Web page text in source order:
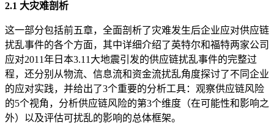
2.1 大灾难剖析
这一部分包括前五章，全面剖析了灾难发生后企业应对供应链
扰乱事件的各个方面，其中详细介绍了英特尔和福特两家公司
应对2011年日本3.11大地震引发的供应链扰乱事件的完整过
程，还分别从物流、信息流和资金流扰乱角度探讨了不同企业
的应对实践，并给出了3个重要的分析工具：观察供应链风险
的5个视角，分析供应链风险的第3个维度（在可能性和影响之
外）以及评估可扰乱的影响的总体框架。